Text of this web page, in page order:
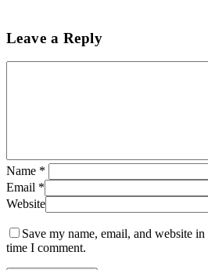
Leave a Reply
Name *
Email *
Website
Save my name, email, and website
time I comment.